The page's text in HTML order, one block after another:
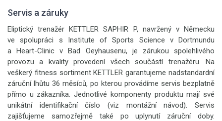
Servis a záruky
Eliptický trenažér KETTLER SAPHIR P, navržený v Německu
ve spolupráci s Institute of Sports Science v Dortmundu
a Heart-Clinic v Bad Oeyhausenu, je zárukou spolehlivého
provozu a kvality provedení všech součástí trenažéru. Na
veškerý fitness sortiment KETTLER garantujeme nadstandardní
záruční lhůtu 36 měsíců, po kterou provádíme servis bezplatně
přímo u zákazníka. Jednotlivé komponenty produktu mají své
unikátní identifikační číslo (viz montážní návod). Servis
zajišťujeme samozřejmě také po uplynutí záruční doby.